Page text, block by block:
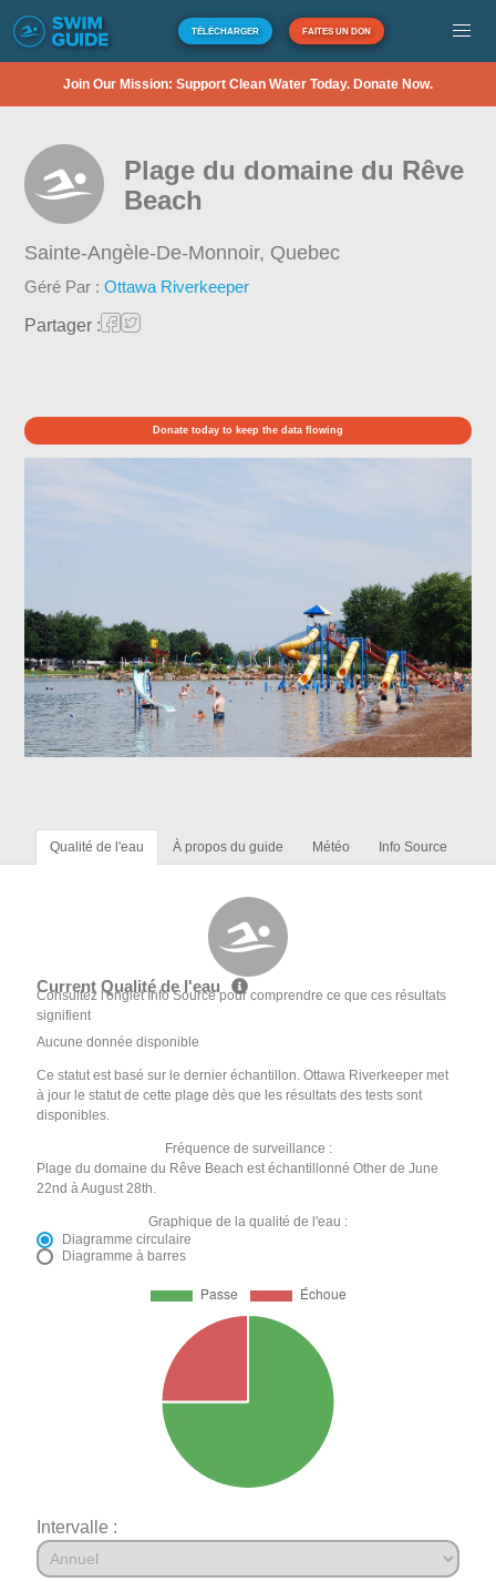
TÉLÉCHARGER FAITES UN DON
Join Our Mission: Support Clean Water Today. Donate Now.
Plage du domaine du Rêve
Beach
Sainte-Angèle-De-Monnoir, Quebec
Géré Par :Ottawa Riverkeeper
Partager :
Donate today to keep the data flowing
Qualité de l'eau À propos du guide Météo Info Source
Current Qualité de l'eau
Consultez l'onglet Info Source pour comprendre ce que ces résultats
signifient
Aucune donnée disponible
Ce statut est basé sur le dernier échantillon. Ottawa Riverkeeper met
à jour le statut de cette plage dès que les résultats des tests sont
disponibles.
Fréquence de surveillance :
Plage du domaine du Rêve Beach est échantillonné Other de June
22nd à August 28th.
Graphique de la qualité de l'eau :
Diagramme circulaire
Diagramme à barres
Intervalle :